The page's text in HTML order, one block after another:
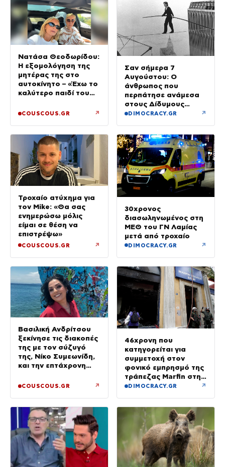
Νατάσα Θεοδωρίδου:
Η εξομολόγηση της
μητέρας της στο
αυτοκίνητο – «Έχω το
καλύτερο παιδί του
COUSCOUS.GR ↗
Σαν σήμερα 7
Αυγούστου: Ο
άνθρωπος που
περπάτησε ανάμεσα
στους Δίδυμους
Πύργους
DIMOCRACY.GR ↗
Τροχαίο ατύχημα για
τον Mike: «Θα σας
ενημερώσω μόλις
είμαι σε θέση να
επιστρέψω»
COUSCOUS.GR ↗
30χρονος
διασωληνωμένος στη
ΜΕΘ του ΓΝ Λαμίας
μετά από τροχαίο
DIMOCRACY.GR ↗
Βασιλική Ανδρίτσου
ξεκίνησε τις διακοπές
της με τον σύζυγό
της, Νίκο Συμεωνίδη,
και την επτάχρονη
COUSCOUS.GR ↗
46χρονη που
κατηγορείται για
συμμετοχή στον
φονικό εμπρησμό της
τράπεζας Marfin στην
Αθήνα
DIMOCRACY.GR ↗